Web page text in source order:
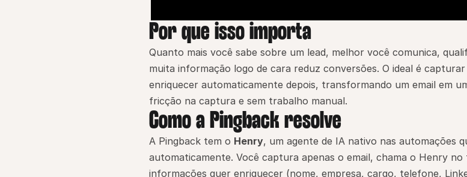
Por que isso importa
Quanto mais você sabe sobre um lead, melhor você comunica,
muita informação logo de cara reduz conversões. O ideal é capturar
enriquecer automaticamente depois, transformando um email em
fricção na captura e sem trabalho manual.
Como a Pingback resolve
A Pingback tem o Henry, um agente de IA nativo nas automações
automaticamente. Você captura apenas o email, chama o Henry
informações quer enriquecer (nome, empresa, cargo, telefone,